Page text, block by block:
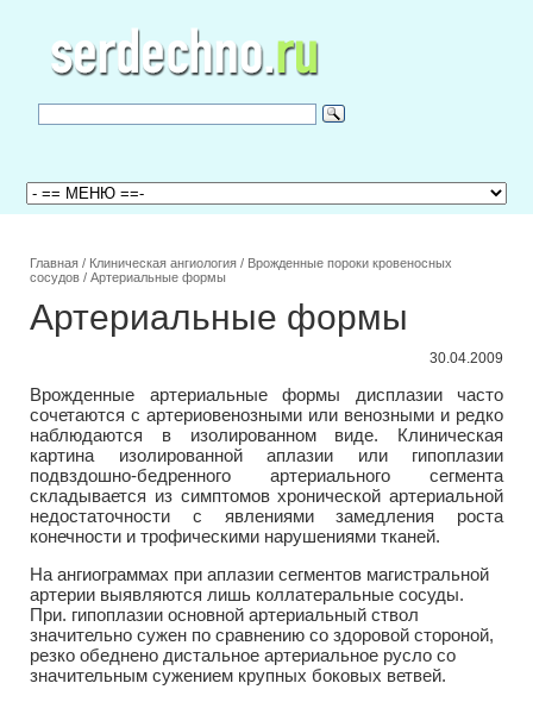
Главная / Клиническая ангиология / Врожденные пороки кровеносных
сосудов / Артериальные формы
Артериальные формы
30.04.2009
Врожденные артериальные формы дисплазии часто
сочетаются с артериовенозными или венозными и редко
наблюдаются в изолированном виде. Клиническая
картина изолированной аплазии или гипоплазии
подвздошно-бедренного артериального сегмента
складывается из симптомов хронической артериальной
недостаточности с явлениями замедления роста
конечности и трофическими нарушениями тканей.
На ангиограммах при аплазии сегментов магистральной
артерии выявляются лишь коллатеральные сосуды.
При. гипоплазии основной артериальный ствол
значительно сужен по сравнению со здоровой стороной,
резко обеднено дистальное артериальное русло со
значительным сужением крупных боковых ветвей.